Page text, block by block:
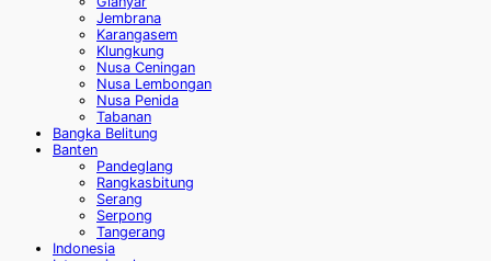
Jembrana
Karangasem
Klungkung
Nusa Ceningan
Nusa Lembongan
Nusa Penida
Tabanan
Bangka Belitung
Banten
Pandeglang
Rangkasbitung
Serang
Serpong
Tangerang
Indonesia